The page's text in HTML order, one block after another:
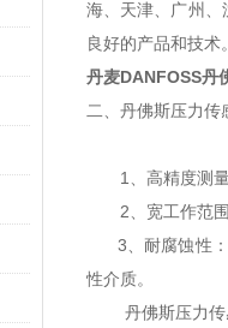
海、天津、广州、
良好的产品和技术
丹麦DANFOSS丹
二、丹佛斯压力
1、高精度测量
2、宽工作范围
3、耐腐蚀性：
性介质。
丹佛斯压力传感